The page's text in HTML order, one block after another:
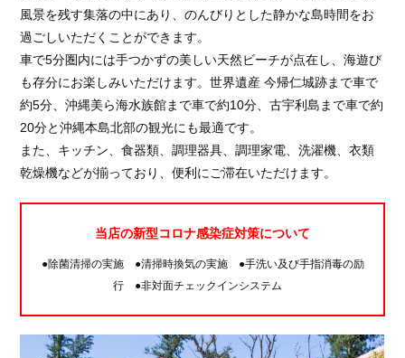
風景を残す集落の中にあり、のんびりとした静かな島時間をお
過ごしいただくことができます。
車で5分圏内には手つかずの美しい天然ビーチが点在し、海遊び
も存分にお楽しみいただけます。世界遺産 今帰仁城跡まで車で
約5分、沖縄美ら海水族館まで車で約10分、古宇利島まで車で約
20分と沖縄本島北部の観光にも最適です。
また、キッチン、食器類、調理器具、調理家電、洗濯機、衣類
乾燥機などが揃っており、便利にご滞在いただけます。
当店の新型コロナ感染症対策について
●除菌清掃の実施 ●清掃時換気の実施 ●手洗い及び手指消毒の励
行 ●非対面チェックインシステム